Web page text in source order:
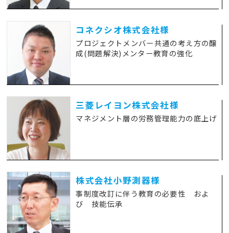
コネクシオ株式会社様
プロジェクトメンバー共通の考え方の醸
成(問題解決)メンター教育の強化
三菱レイヨン株式会社様
マネジメント層の労務管理能力の底上げ
株式会社小野測器様
事制度改訂に伴う教育の必要性 およ
び 技能伝承